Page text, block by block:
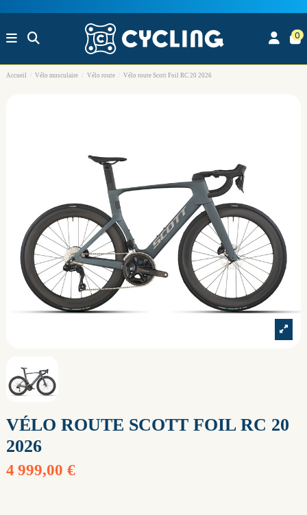
0
Accueil Vélo musculaire Vélo route Vélo route Scott Foil RC 20 2026
VÉLO ROUTE SCOTT FOIL RC 20
2026
4 999,00 €